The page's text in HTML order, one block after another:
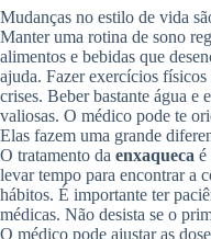
Mudanças no estilo de vida
Manter uma rotina de sono
alimentos e bebidas que
ajuda. Fazer exercícios
crises. Beber bastante água e
valiosas. O médico pode te
Elas fazem uma grande
O tratamento da enxaqueca é
levar tempo para encontrar a
hábitos. É importante ter
médicas. Não desista se o
O médico pode ajustar as